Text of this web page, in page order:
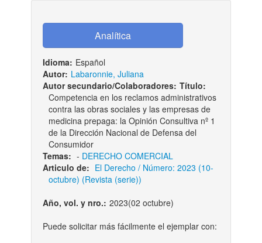
Idioma: Español
Autor: Labaronnie, Juliana
Autor secundario/Colaboradores: Título:
Competencia en los reclamos administrativos
contra las obras sociales y las empresas de
medicina prepaga: la Opinión Consultiva nº 1
de la Dirección Nacional de Defensa del
Consumidor
Temas: - DERECHO COMERCIAL
Articulo de: El Derecho / Número: 2023 (10-
octubre) (Revista (serie))
Año, vol. y nro.: 2023(02 octubre)
Puede solicitar más fácilmente el ejemplar con: